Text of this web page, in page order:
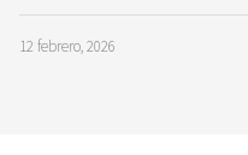
12 febrero, 2026